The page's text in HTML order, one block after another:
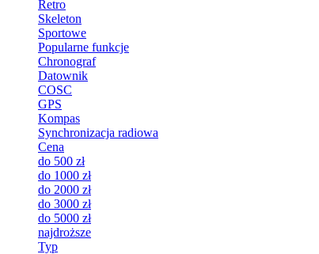
Retro
Skeleton
Sportowe
Popularne funkcje
Chronograf
Datownik
COSC
GPS
Kompas
Synchronizacja radiowa
Cena
do 500 zł
do 1000 zł
do 2000 zł
do 3000 zł
do 5000 zł
najdroższe
Typ